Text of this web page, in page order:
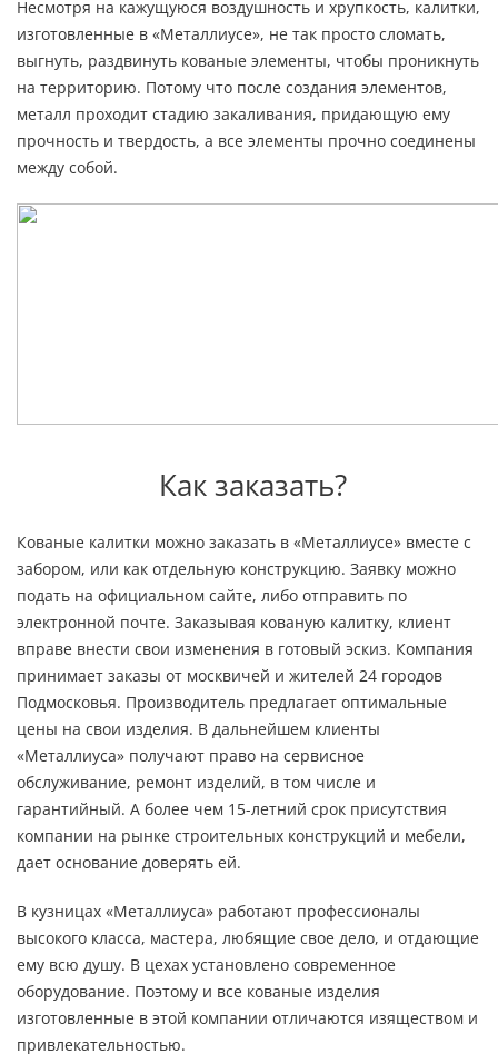
Несмотря на кажущуюся воздушность и хрупкость, калитки,
изготовленные в «Металлиусе», не так просто сломать,
выгнуть, раздвинуть кованые элементы, чтобы проникнуть
на территорию. Потому что после создания элементов,
металл проходит стадию закаливания, придающую ему
прочность и твердость, а все элементы прочно соединены
между собой.
Как заказать?
Кованые калитки можно заказать в «Металлиусе» вместе с
забором, или как отдельную конструкцию. Заявку можно
подать на официальном сайте, либо отправить по
электронной почте. Заказывая кованую калитку, клиент
вправе внести свои изменения в готовый эскиз. Компания
принимает заказы от москвичей и жителей 24 городов
Подмосковья. Производитель предлагает оптимальные
цены на свои изделия. В дальнейшем клиенты
«Металлиуса» получают право на сервисное
обслуживание, ремонт изделий, в том числе и
гарантийный. А более чем 15-летний срок присутствия
компании на рынке строительных конструкций и мебели,
дает основание доверять ей.
В кузницах «Металлиуса» работают профессионалы
высокого класса, мастера, любящие свое дело, и отдающие
ему всю душу. В цехах установлено современное
оборудование. Поэтому и все кованые изделия
изготовленные в этой компании отличаются изяществом и
привлекательностью.